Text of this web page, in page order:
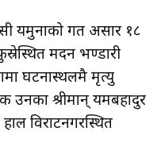
यमुनाको गत असार १८
मदन भण्डारी
घटनास्थलमै मृत्यु
उनका श्रीमान् यमबहादुर
विराटनगरस्थित